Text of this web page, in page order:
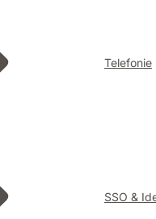
Telefonie
SSO &